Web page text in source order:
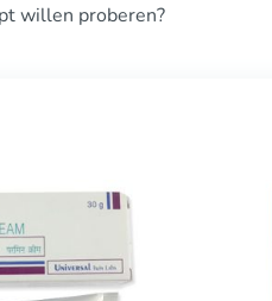
willen proberen?